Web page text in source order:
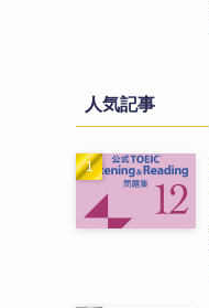
人気記事